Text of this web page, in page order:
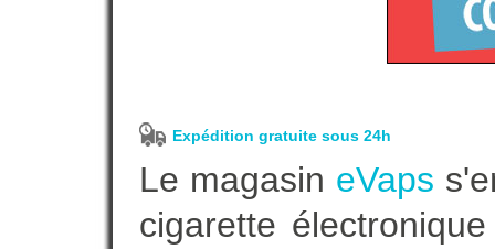
Expédition gratuite sous 24h
Le magasin eVaps
cigarette